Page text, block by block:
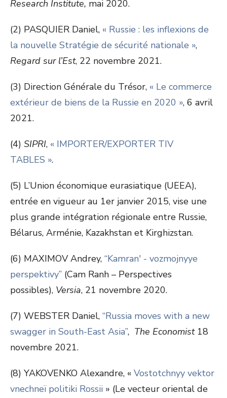
Research Institute, mai 2020.
(2) PASQUIER Daniel, « Russie : les inflexions de
la nouvelle Stratégie de sécurité nationale »,
Regard sur l’Est, 22 novembre 2021.
(3) Direction Générale du Trésor, « Le commerce
extérieur de biens de la Russie en 2020 », 6 avril
2021.
(4) SIPRI, « IMPORTER/EXPORTER TIV
TABLES ».
(5) L’Union économique eurasiatique (UEEA),
entrée en vigueur au 1er janvier 2015, vise une
plus grande intégration régionale entre Russie,
Bélarus, Arménie, Kazakhstan et Kirghizstan.
(6) MAXIMOV Andrey, “Kamran' - vozmojnyye
perspektivy” (Cam Ranh – Perspectives
possibles), Versia, 21 novembre 2020.
(7) WEBSTER Daniel, “Russia moves with a new
swagger in South-East Asia”, The Economist 18
novembre 2021.
(8) YAKOVENKO Alexandre, « Vostotchnyy vektor
vnechneï politiki Rossii » (Le vecteur oriental de